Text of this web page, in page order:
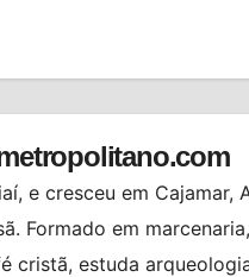
e cresceu em
Formado em
cristã, estuda